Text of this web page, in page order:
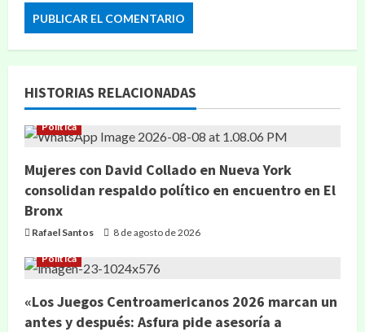
HISTORIAS RELACIONADAS
Política
Mujeres con David Collado en Nueva York
consolidan respaldo político en encuentro en El
Bronx
Rafael Santos 8 de agosto de 2026
Política
«Los Juegos Centroamericanos 2026 marcan un
antes y después: Asfura pide asesoría a